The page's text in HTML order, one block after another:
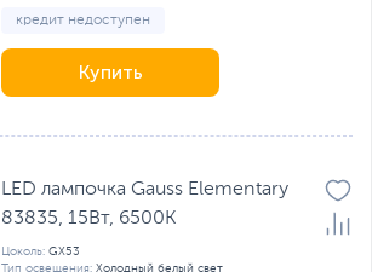
кредит недоступен
Купить
LED лампочка Gauss Elementary
83835, 15Вт, 6500K
Цоколь: GX53
Тип освещения: Холодный белый свет